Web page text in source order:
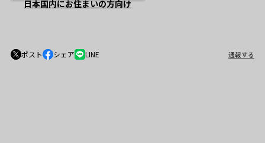
日本国内にお住まいの方向け
ポスト シェア LINE 通報する